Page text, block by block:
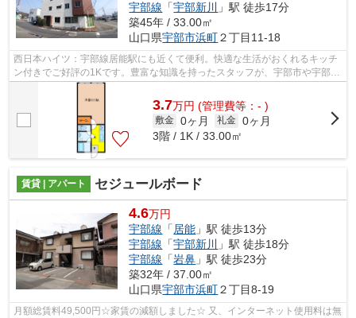
宇部線 「宇部新川
」駅 徒歩17分
築45年 / 33.00㎡
山口県宇部市浜町２丁目11-18
西日本ハイツ：宇部線居能駅にも近くて便利。快適な生活がおくれるキッチ
ン付きでご好評の1Kです。豊富な知識を持ったスタッフが、宇部市や宇部線
居能周辺でのお部屋探しを快適にサポ...
3.7万円 (管理費等：- )
敷金 0ヶ月 礼金 0ヶ月
3階 / 1K / 33.00㎡
賃貸 | アパート セジュールボード
4.6万円
宇部線 「 居能 」駅 徒歩13分
宇部線 「宇部新川
」駅 徒歩18分
宇部線 「岩鼻 」駅 徒歩23分
築32年 / 37.00㎡
山口県宇部市浜町２丁目8-19
月額総賃料49,500円☆家賃の減額しました☆ 又、インターネット使用料は無